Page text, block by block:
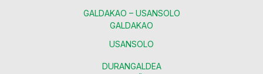
GALDAKAO – USANSOLO
GALDAKAO
USANSOLO
DURANGALDEA